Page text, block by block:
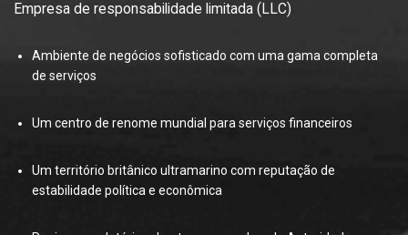
Empresa de responsabilidade limitada (LLC)
Ambiente de negócios sofisticado com uma gama completa
de serviços
Um centro de renome mundial para serviços financeiros
Um território britânico ultramarino com reputação de
estabilidade política e econômica